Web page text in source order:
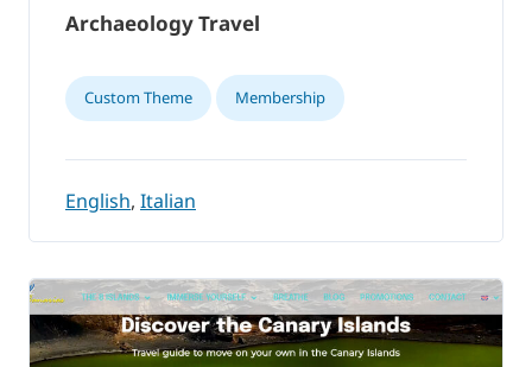
Archaeology Travel
Custom Theme Membership
English, Italian